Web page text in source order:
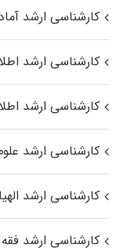
کارشناسی ارشد
کارشناسی ارشد
کارشناسی ارشد
کارشناسی ارشد
کارشناسی ارشد
کارشناسی ارشد